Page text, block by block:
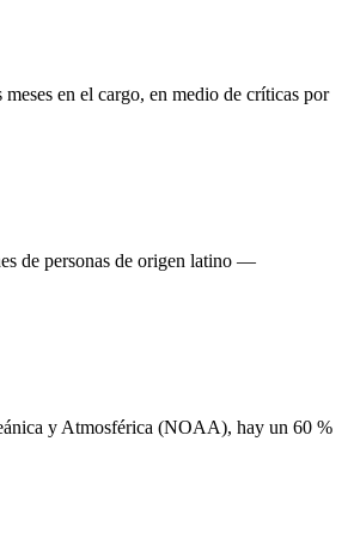
en el cargo, en medio de críticas por
de personas de origen latino —
y Atmosférica (NOAA), hay un 60 %